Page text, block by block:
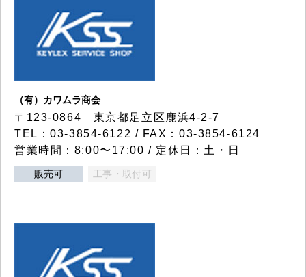
（有）カワムラ商会
〒123-0864 東京都足立区鹿浜4-2-7
TEL：03-3854-6122 / FAX：03-3854-6124
営業時間：8:00〜17:00 / 定休日：土・日
販売可 工事・取付可